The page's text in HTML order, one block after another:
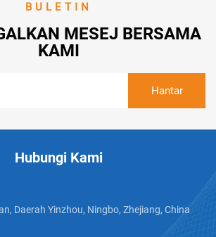
BULETIN
MESEJ BERSAMA
KAMI
Hubungi Kami
Daerah Yinzhou, Ningbo, Zhejiang, China